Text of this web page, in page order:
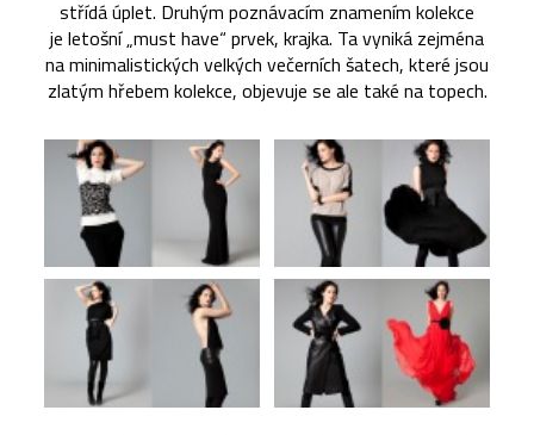
střídá úplet. Druhým poznávacím znamením kolekce
je letošní „must have“ prvek, krajka. Ta vyniká zejména
na minimalistických velkých večerních šatech, které jsou
zlatým hřebem kolekce, objevuje se ale také na topech.